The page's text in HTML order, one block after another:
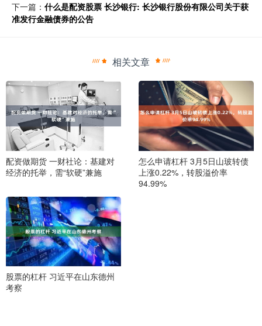
下一篇： 什么是配资股票 长沙银行: 长沙银行股份有限公司关于获
准发行金融债券的公告
相关文章
配资做期货 一财社论：基建对
经济的托举，需“软硬”兼施
怎么申请杠杆 3月5日山玻转债
上涨0.22%，转股溢价率
94.99%
股票的杠杆 习近平在山东德州
考察